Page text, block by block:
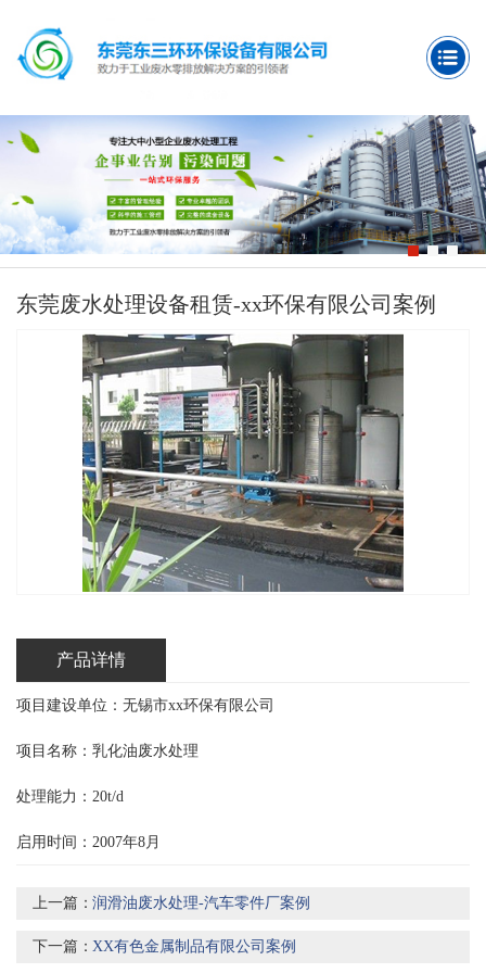
东莞废水处理设备租赁-xx环保有限公司案例
产品详情
项目建设单位：无锡市xx环保有限公司
项目名称：乳化油废水处理
处理能力：20t/d
启用时间：2007年8月
上一篇：润滑油废水处理-汽车零件厂案例
下一篇：XX有色金属制品有限公司案例